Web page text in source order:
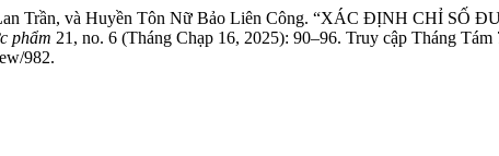
Lan Trần, và Huyền Tôn Nữ Bảo Liên Công. “XÁC ĐỊNH CHỈ
phẩm 21, no. 6 (Tháng Chạp 16, 2025): 90–96. Truy cập Tháng Tám
982.